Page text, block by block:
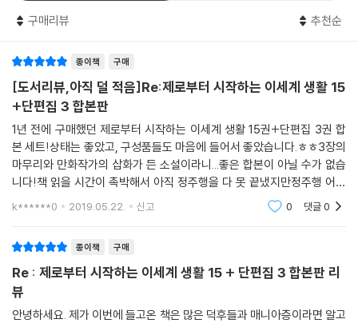
구매리뷰 추천순
종이책 구매
[도서리뷰,아직 덜 적음]Re:제로부터 시작하는 이세계 생활 15
+단편집 3 합본판
1년 전에 구매했던 제로부터 시작하는 이세계 생활 15권+단편집 3권 합
본 세트!상태는 좋았고, 구성품들도 마음에 들어서 좋았습니다.ㅎㅎ3장의
마무리와 만화작가의 삽화가 든 소설이라니...좋은 합본이 아닐 수가 없습
니다!책 읽을 시간이 촉박해서 아직 정주행을 다 못 끝냈지만정주행 어여
끝내서 사진과 함께 빨리 후기 써보도록 하겠습니다!ㅠㅜ
k******0 2019.05.22. 신고 0 댓글0
종이책 구매
Re : 제로부터 시작하는 이세계 생활 15 + 단편집 3 합본판 리
뷰
안녕하세요. 제가 이번에 들고온 책은 많은 덕후들과 매니아층이라면 알고